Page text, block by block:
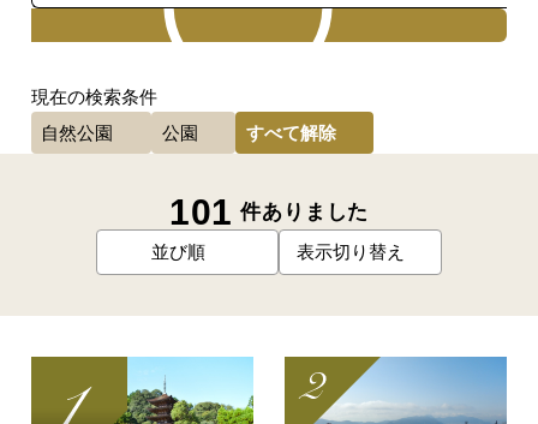
現在の検索条件
自然公園
公園 すべて解除
101 件ありました
並び順 表示切り替え